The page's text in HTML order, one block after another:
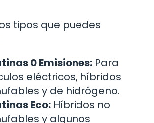
tipos que puedes
0 Emisiones: Para
eléctricos, híbridos
y de hidrógeno.
Eco: Híbridos no
y algunos